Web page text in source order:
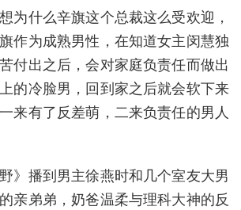
为什么辛旗这个总裁这么受欢迎，
作为成熟男性，在知道女主闵慧独
付出之后，会对家庭负责任而做出
的冷脸男，回到家之后就会软下来
来有了反差萌，二来负责任的男人
》播到男主徐燕时和几个室友大男
亲弟弟，奶爸温柔与理科大神的反